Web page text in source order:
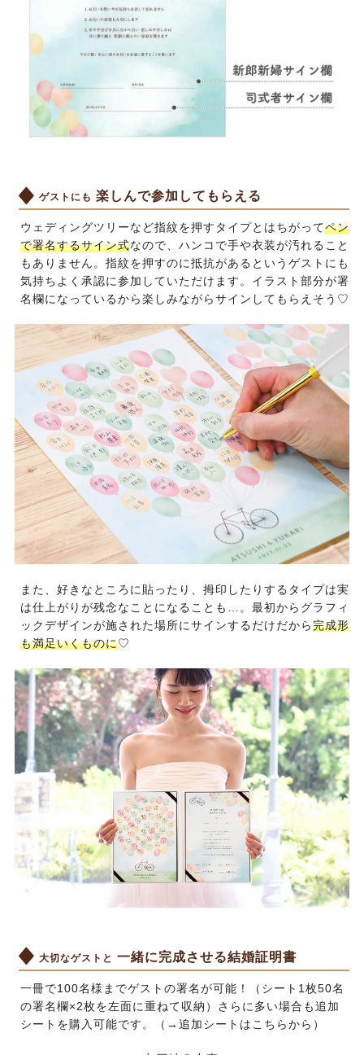
ゲストにも 楽しんで参加してもらえる
ウェディングツリーなど指紋を押すタイプとはちがってペン
で署名するサイン式なので、ハンコで手や衣装が汚れること
もありません。指紋を押すのに抵抗があるというゲストにも
気持ちよく承認に参加していただけます。イラスト部分が署
名欄になっているから楽しみながらサインしてもらえそう♡
また、好きなところに貼ったり、拇印したりするタイプは実
は仕上がりが残念なことになることも…。最初からグラフィ
ックデザインが施された場所にサインするだけだから完成形
も満足いくものに♡
大切なゲストと 一緒に完成させる結婚証明書
一冊で100名様までゲストの署名が可能！（シート1枚50名
の署名欄×2枚を左面に重ねて収納）さらに多い場合も追加
シートを購入可能です。（→ 追加シートはこちらから ）